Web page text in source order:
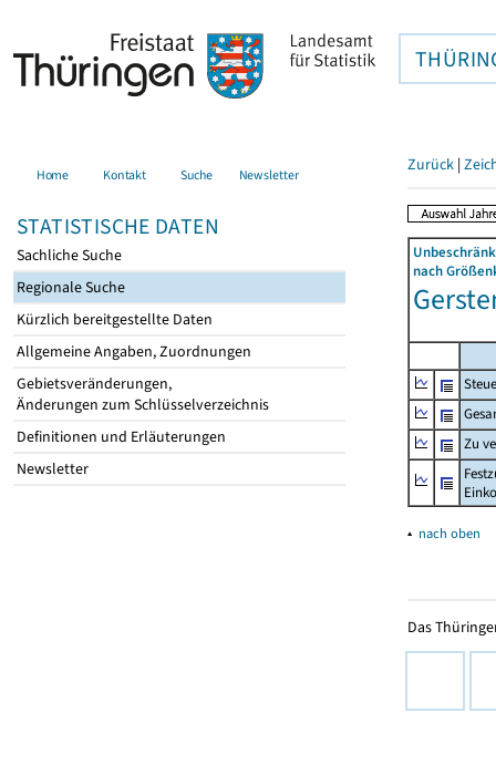
Home Kontakt Suche Newsletter
STATISTISCHE DATEN
Sachliche Suche
Regionale Suche
Kürzlich bereitgestellte Daten
Allgemeine Angaben, Zuordnungen
Gebietsveränderungen,
Änderungen zum Schlüsselverzeichnis
Definitionen und Erläuterungen
Newsletter
Zurück |
nach
Zu
▴ nach oben
Das